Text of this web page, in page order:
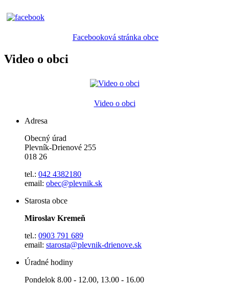
Facebooková stránka obce
Video o obci
Video o obci
Adresa
Obecný úrad
Plevník-Drienové 255
018 26
tel.: 042 4382180
email: obec@plevnik.sk
Starosta obce
Miroslav Kremeň
tel.: 0903 791 689
email: starosta@plevnik-drienove.sk
Úradné hodiny
Pondelok 8.00 - 12.00, 13.00 - 16.00